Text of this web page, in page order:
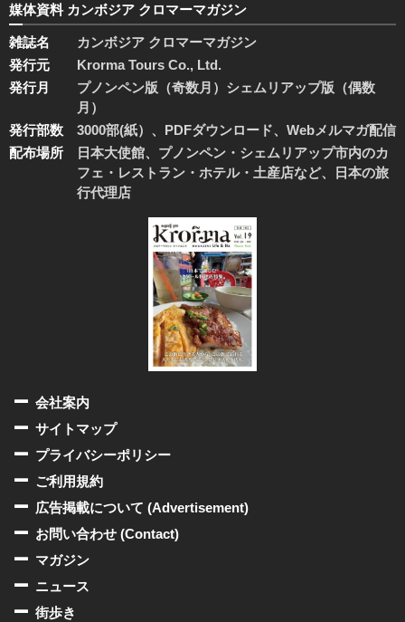
媒体資料 カンボジア クロマーマガジン
雑誌名
カンボジア クロマーマガジン
発行元
Krorma Tours Co., Ltd.
発行月
プノンペン版（奇数月）シェムリアップ版（偶数
月）
発行部数
3000部(紙）、PDFダウンロード、Webメルマガ配信
配布場所
日本大使館、プノンペン・シェムリアップ市内のカ
フェ・レストラン・ホテル・土産店など、日本の旅
行代理店
会社案内
サイトマップ
プライバシーポリシー
ご利用規約
広告掲載について (Advertisement)
お問い合わせ (Contact)
マガジン
ニュース
街歩き